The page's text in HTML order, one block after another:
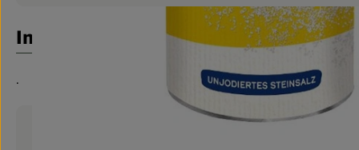
Info
.